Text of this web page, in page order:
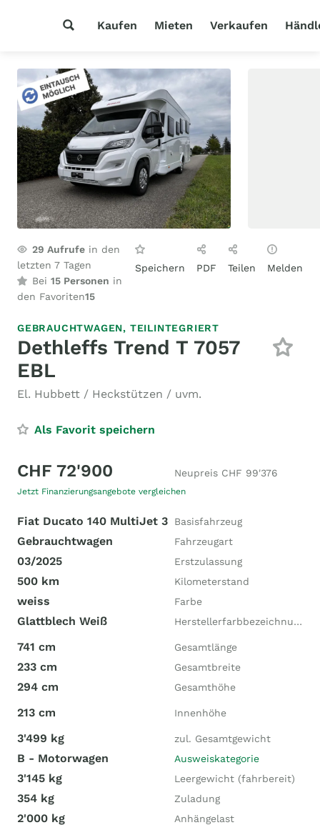
Kaufen Mieten Verkaufen
29 Aufrufe in den
letzten 7 Tagen
Bei 15 Personen in
den Favoriten15
Speichern PDF Teilen Melden
GEBRAUCHTWAGEN, TEILINTEGRIERT
Dethleffs Trend T 7057
EBL
El. Hubbett / Heckstützen / uvm.
Als Favorit speichern
CHF 72'900 Neupreis CHF 99'376
Jetzt Finanzierungsangebote vergleichen
Fiat Ducato 140 MultiJet 3 Basisfahrzeug
Gebrauchtwagen Fahrzeugart
03/2025 Erstzulassung
500 km Kilometerstand
weiss Farbe
Glattblech Weiß Herstellerfarbbezeichnung
741 cm Gesamtlänge
233 cm Gesamtbreite
294 cm Gesamthöhe
213 cm Innenhöhe
3'499 kg zul. Gesamtgewicht
B - Motorwagen Ausweiskategorie
3'145 kg Leergewicht (fahrbereit)
354 kg Zuladung
2'000 kg Anhängelast